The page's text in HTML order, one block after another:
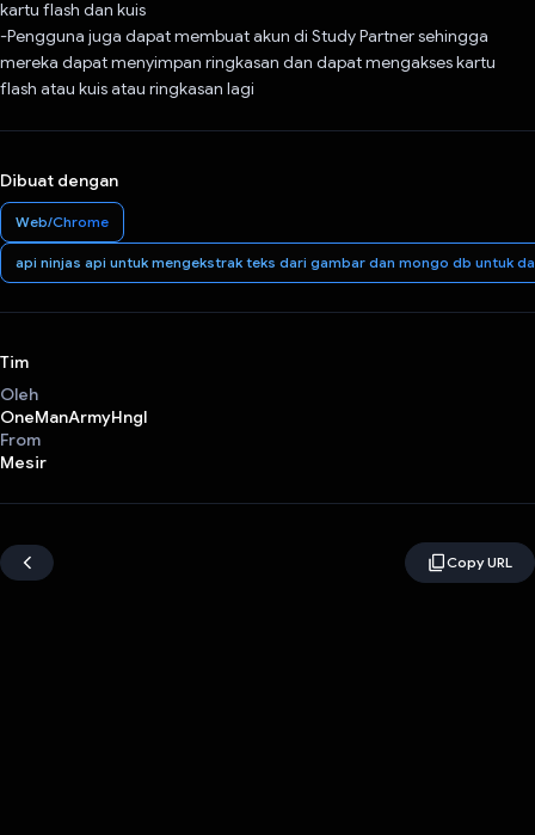
kartu flash dan kuis
-Pengguna juga dapat membuat akun di Study Partner sehingga
mereka dapat menyimpan ringkasan dan dapat mengakses kartu
flash atau kuis atau ringkasan lagi
Dibuat dengan
Web/Chrome
api ninjas api untuk mengekstrak teks dari gambar dan mongo db untuk
Tim
Oleh
OneManArmyHngl
From
Mesir